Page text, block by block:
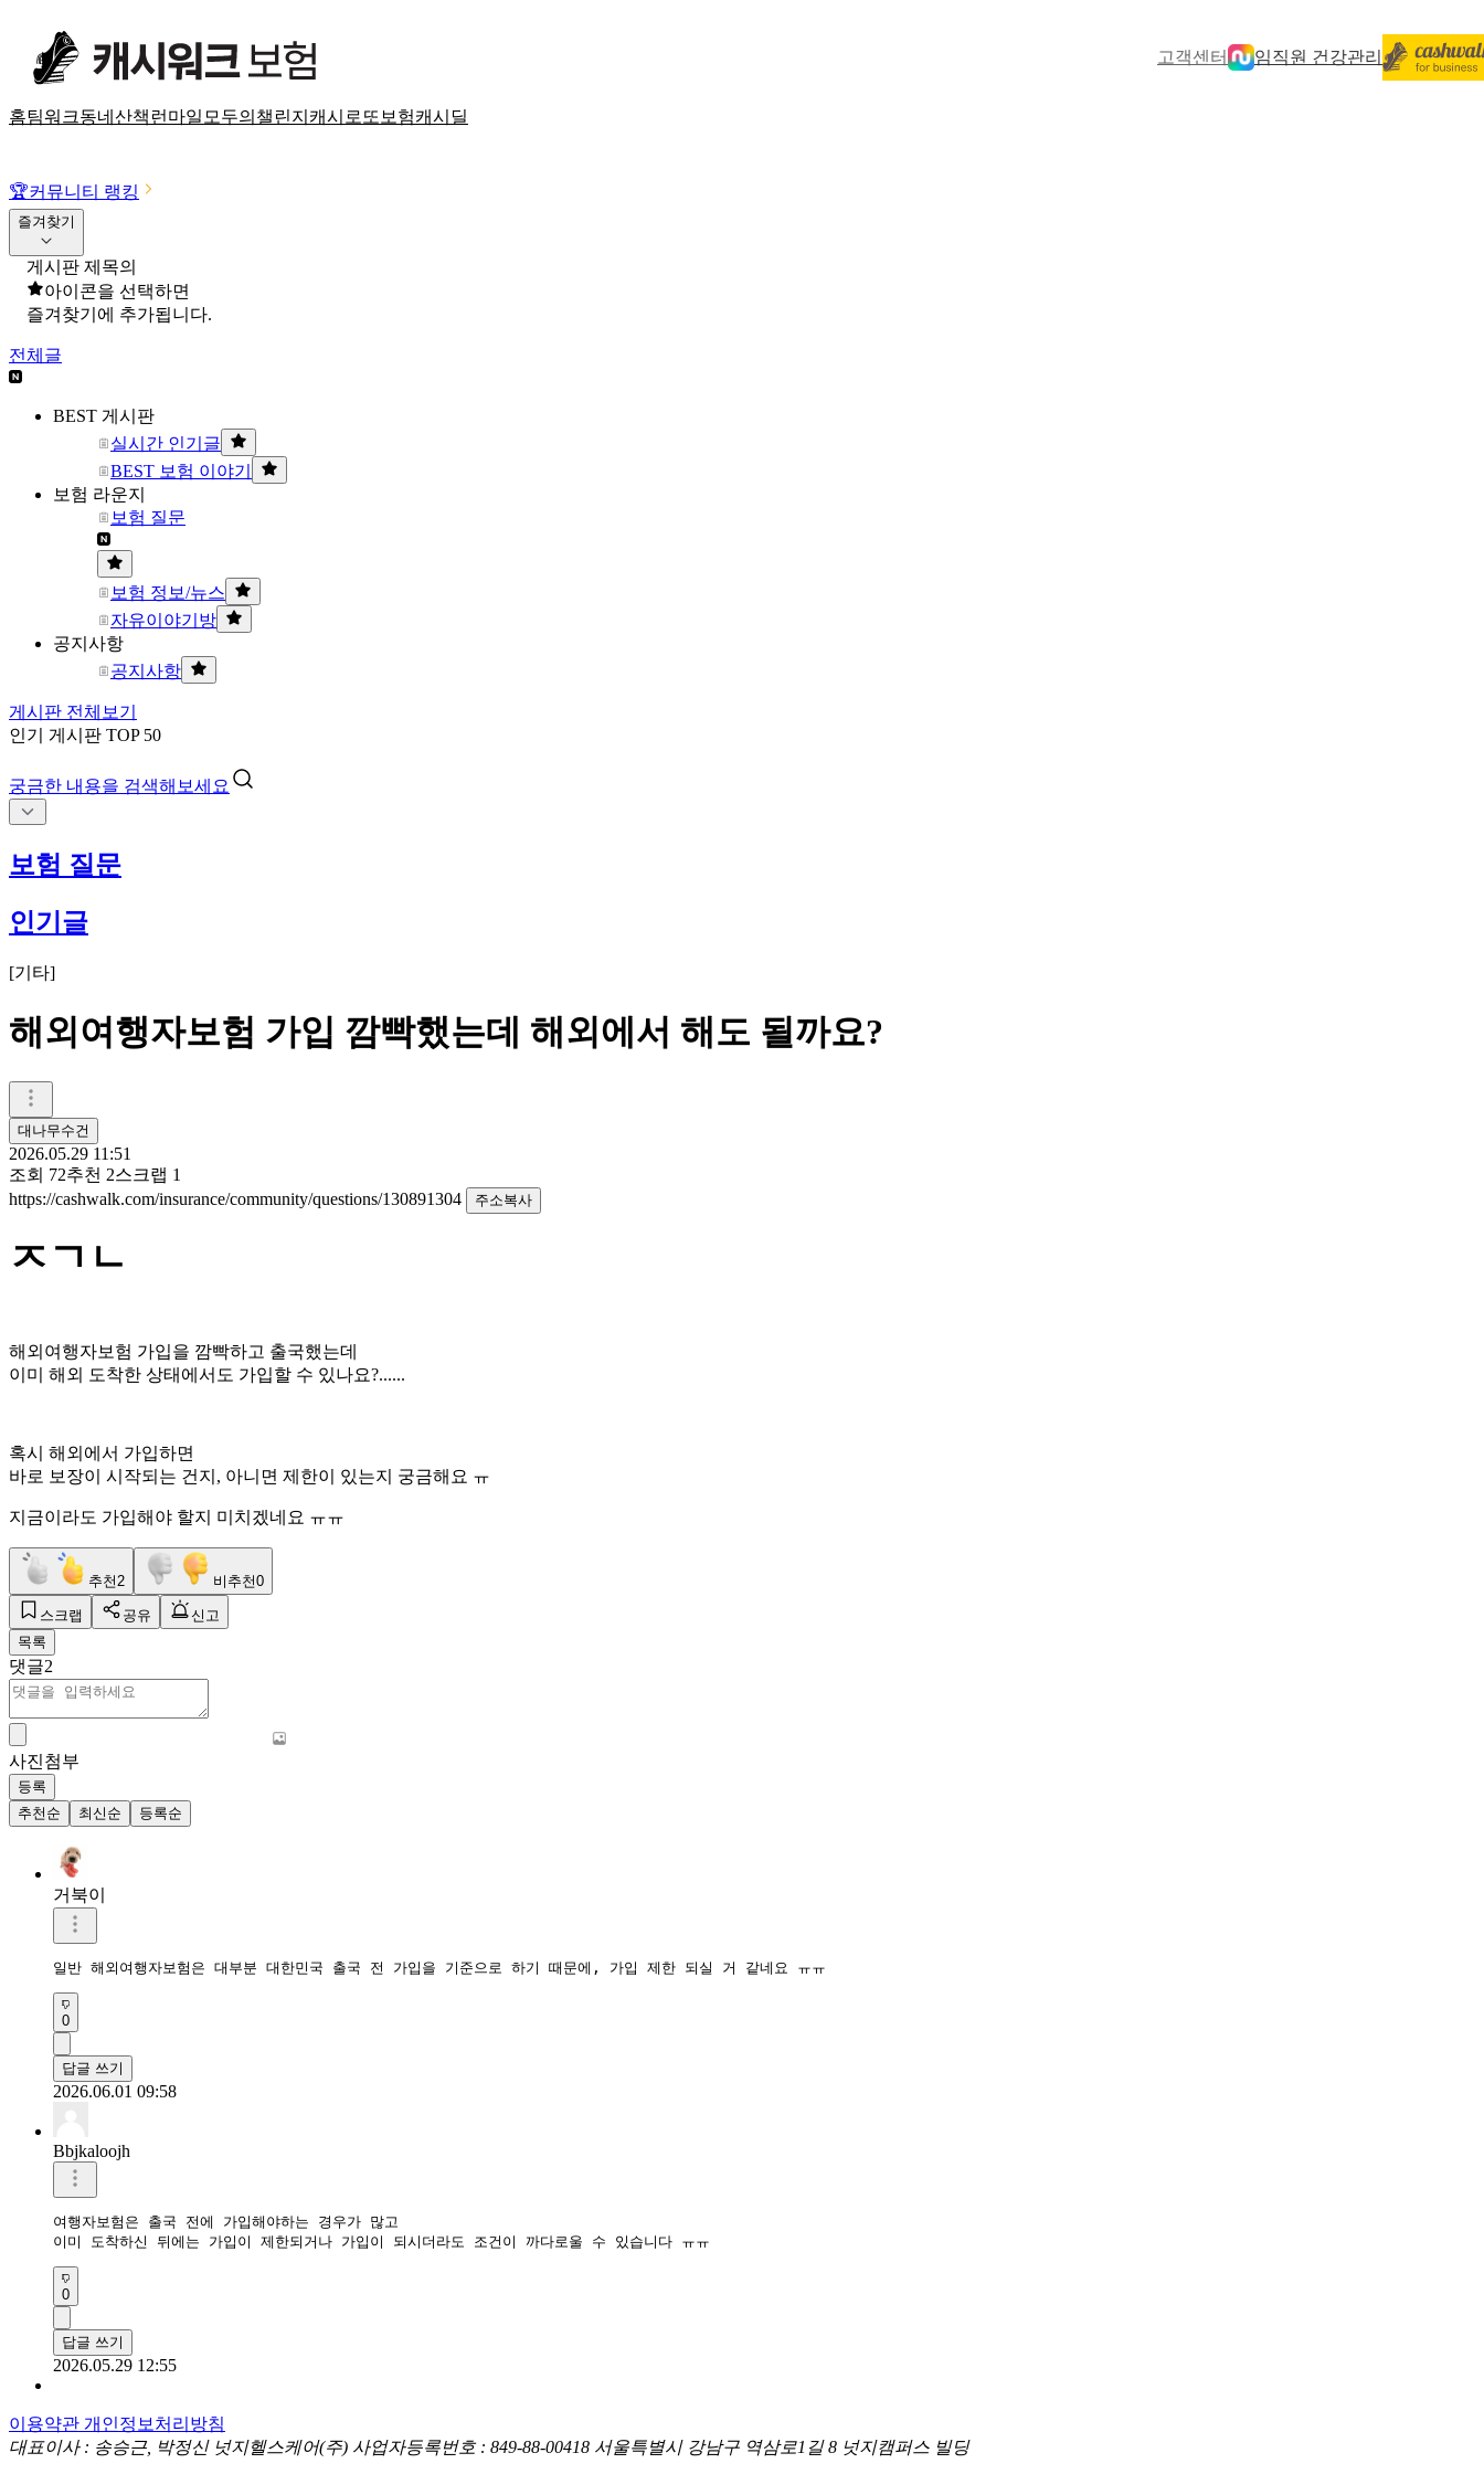
고객센터 임직원 건강관리
홈팀워크동네산책 런마일 모두의챌린지 캐시로또 보험캐시딜
🏆커뮤니티 랭킹
즐겨찾기
게시판 제목의
아이콘을 선택하면
즐겨찾기에 추가됩니다.
전체글
BEST 게시판
실시간 인기글
BEST 보험 이야기
보험 라운지
보험 질문
보험 정보/뉴스
자유이야기방
공지사항
공지사항
게시판 전체보기
인기 게시판 TOP 50
궁금한 내용을 검색해보세요
보험 질문
인기글
[기타]
해외여행자보험 가입 깜빡했는데 해외에서 해도 될까요?
대나무수건
2026.05.29 11:51
조회 72추천 2스크랩 1
https://cashwalk.com/insurance/community/questions/130891304
주소복사
ㅈㄱㄴ
해외여행자보험 가입을 깜빡하고 출국했는데
이미 해외 도착한 상태에서도 가입할 수 있나요?......
혹시 해외에서 가입하면
바로 보장이 시작되는 건지, 아니면 제한이 있는지 궁금해요 ㅠ
지금이라도 가입해야 할지 미치겠네요 ㅠㅠ
추천 2 비추천0
스크랩 공유
신고
목록
댓글2
사진첨부
등록
추천순
최신순 등록순
거북이
일반 해외여행자보험은 대부분 대한민국 출국 전 가입을 기준으로 하기 때문에, 가입 제한 되실 거 같네요 ㅠㅠ
0
답글 쓰기
2026.06.01 09:58
Bbjkaloojh
여행자보험은 출국 전에 가입해야하는 경우가 많고
이미 도착하신 뒤에는 가입이 제한되거나 가입이 되시더라도 조건이 까다로울 수 있습니다 ㅠㅠ
0
답글 쓰기
2026.05.29 12:55
이용약관 개인정보처리방침
대표이사 : 송승근, 박정신 넛지헬스케어(주) 사업자등록번호 : 849-88-00418 서울특별시 강남구 역삼로1길 8 넛지캠퍼스 빌딩